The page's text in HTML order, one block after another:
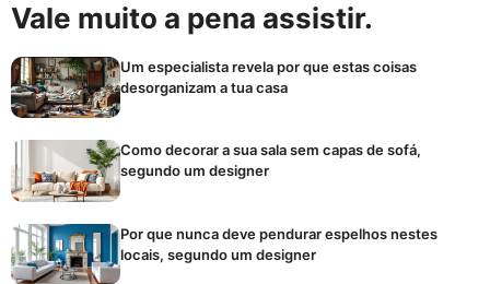
Vale muito a pena assistir.
Um especialista revela por que estas coisas
desorganizam a tua casa
Como decorar a sua sala sem capas de sofá,
segundo um designer
Por que nunca deve pendurar espelhos nestes
locais, segundo um designer